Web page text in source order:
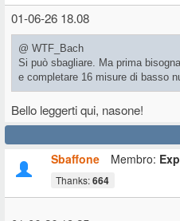
01-06-26 18.08
@ WTF_Bach
Si può sbagliare. Ma prima
e completare 16 misure di basso
Bello leggerti qui, nasone!
Sbaffone
Membro:
Thanks:664